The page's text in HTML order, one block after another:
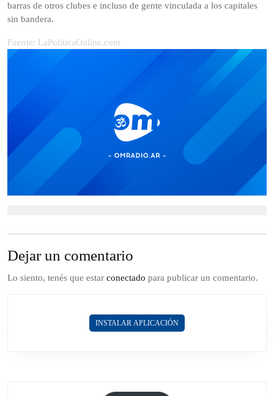
barras de otros clubes e incluso de gente vinculada a los capitales
sin bandera.
Fuente: LaPoliticaOnline.com
Dejar un comentario
Lo siento, tenés que estar conectado para publicar un comentario.
INSTALAR APLICACIÓN